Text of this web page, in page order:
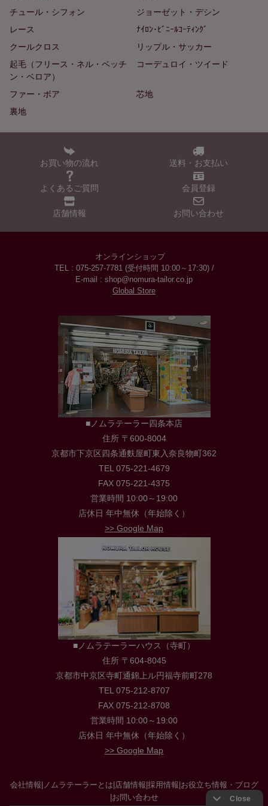
チュール・シフォン
ジョーゼット・デシン
レース
ﾅｲﾛﾝ･ﾋﾞﾆｰﾙｺｰﾃｨﾝｸﾞ
クールクロス
リップル・サッカー
起毛（フリース・ネル・ベッチ
ン・ベロア）
コーデュロイ・ツイード
ファー・ボア
芯地
裏地
お買い物の流れ 送料・お支払い
よくあるご質問 会員登録
店舗情報 お問い合わせ
オンラインショップ
TEL : 075-257-7781 (受付時間 10:00～17:30) /
E-mail : shop@nomura-tailor.co.jp
Global Store
■ノムラテーラー四条本店
住所 〒600-8004
京都市下京区四条通麩屋町東入奈良物町362
TEL 075-221-4679
FAX 075-221-4375
営業時間 10:00～19:00
店休日 年中無休（年始除く）
>> Google Map
■ノムラテーラーハウス（寺町）
住所 〒604-8045
京都市中京区寺町通錦上ル円福寺前町278
TEL 075-212-8707
FAX 075-212-8708
営業時間 10:00～19:00
店休日 年中無休（年始除く）
>> Google Map
会社情報 ノムラテーラーとは 店舗情報 採用情報 お役立ち情報・ブログ
お問い合わせ